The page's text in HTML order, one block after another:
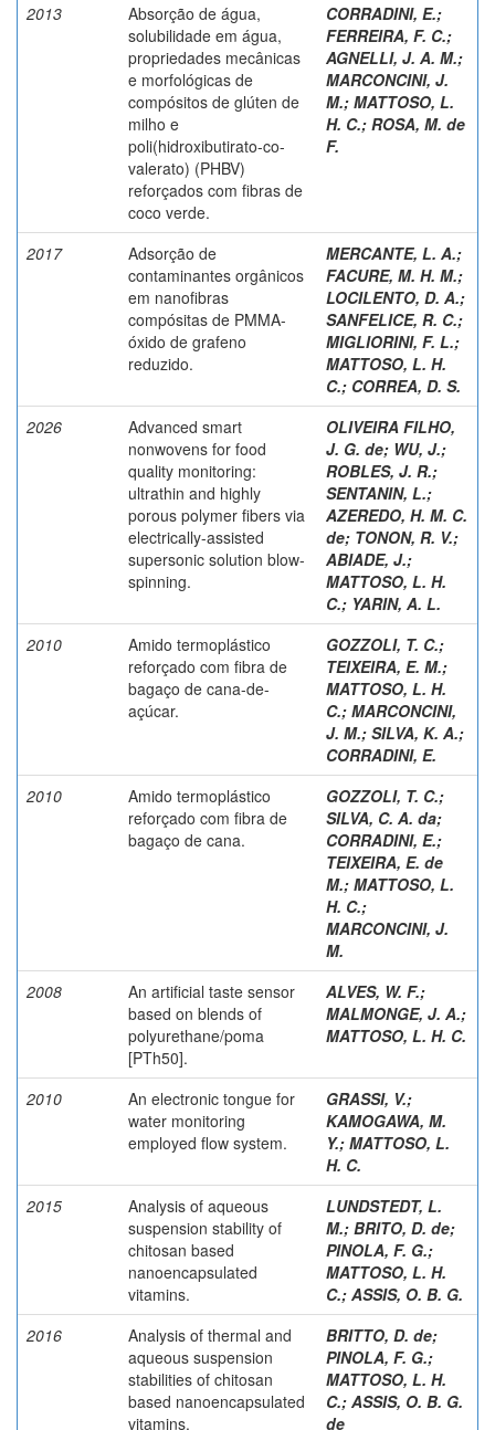
2013
Absorção de água,
solubilidade em água,
propriedades mecânicas
e morfológicas de
compósitos de glúten de
milho e
poli(hidroxibutirato-co-
valerato) (PHBV)
reforçados com fibras de
coco verde.
CORRADINI, E.;
FERREIRA, F. C.;
AGNELLI, J. A. M.;
MARCONCINI, J.
M.; MATTOSO, L.
H. C.; ROSA, M. de
F.
2017
Adsorção de
contaminantes orgânicos
em nanofibras
compósitas de PMMA-
óxido de grafeno
reduzido.
MERCANTE, L. A.;
FACURE, M. H. M.;
LOCILENTO, D. A.;
SANFELICE, R. C.;
MIGLIORINI, F. L.;
MATTOSO, L. H.
C.; CORREA, D. S.
2026
Advanced smart
nonwovens for food
quality monitoring:
ultrathin and highly
porous polymer fibers via
electrically-assisted
supersonic solution blow-
spinning.
OLIVEIRA FILHO,
J. G. de; WU, J.;
ROBLES, J. R.;
SENTANIN, L.;
AZEREDO, H. M. C.
de; TONON, R. V.;
ABIADE, J.;
MATTOSO, L. H.
C.; YARIN, A. L.
2010
Amido termoplástico
reforçado com fibra de
bagaço de cana-de-
açúcar.
GOZZOLI, T. C.;
TEIXEIRA, E. M.;
MATTOSO, L. H.
C.; MARCONCINI,
J. M.; SILVA, K. A.;
CORRADINI, E.
2010
Amido termoplástico
reforçado com fibra de
bagaço de cana.
GOZZOLI, T. C.;
SILVA, C. A. da;
CORRADINI, E.;
TEIXEIRA, E. de
M.; MATTOSO, L.
H. C.;
MARCONCINI, J.
M.
2008
An artificial taste sensor
based on blends of
polyurethane/poma
[PTh50].
ALVES, W. F.;
MALMONGE, J. A.;
MATTOSO, L. H. C.
2010
An electronic tongue for
water monitoring
employed flow system.
GRASSI, V.;
KAMOGAWA, M.
Y.; MATTOSO, L.
H. C.
2015
Analysis of aqueous
suspension stability of
chitosan based
nanoencapsulated
vitamins.
LUNDSTEDT, L.
M.; BRITO, D. de;
PINOLA, F. G.;
MATTOSO, L. H.
C.; ASSIS, O. B. G.
2016
Analysis of thermal and
aqueous suspension
stabilities of chitosan
based nanoencapsulated
vitamins.
BRITTO, D. de;
PINOLA, F. G.;
MATTOSO, L. H.
C.; ASSIS, O. B. G.
de